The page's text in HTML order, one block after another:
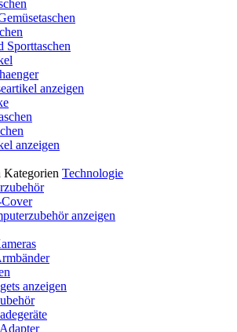
Sporttaschen
anzeigen
anzeigen
Kategorien Technologie
anzeigen
anzeigen